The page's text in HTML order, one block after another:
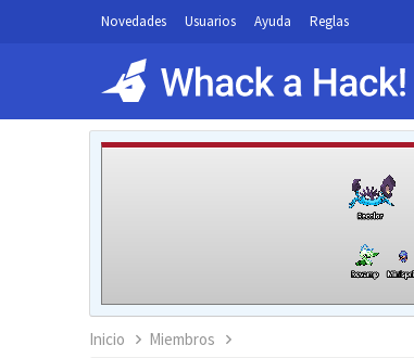
Novedades Usuarios Ayuda Reglas
Inicio Miembros